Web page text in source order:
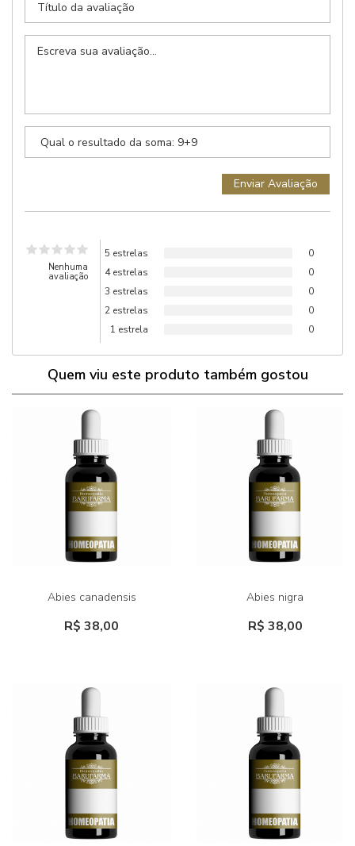
sua receita
Retornaremos seu contato com previsão de entrega
Nenhuma
avaliação
5 estrelas
0
4 estrelas
0
3 estrelas
0
2 estrelas
0
1 estrela
0
Quem viu este produto também gostou
Abies canadensis
R$ 38,00
Abies nigra
R$ 38,00